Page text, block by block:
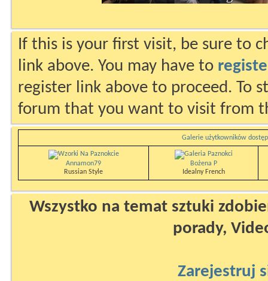
If this is your first visit, be sure to
link above. You may have to
register link above to proceed. To
forum that you want to visit from
Galerie użytkowników
Annamon79
Russian Style
Bożena P
Idealny French
Wszystko na temat sztuki
porady,
Zarejestruj